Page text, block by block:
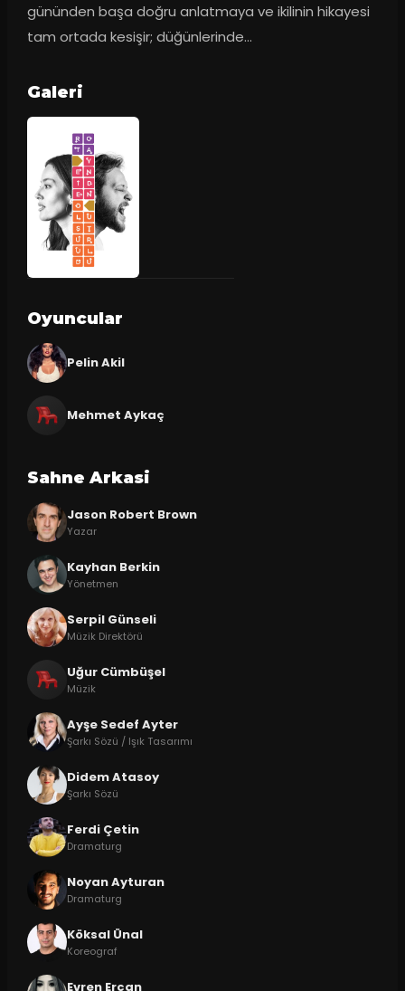
gününden başa doğru anlatmaya ve ikilinin hikayesi
tam ortada kesişir; düğünlerinde…
Galeri
Oyuncular
Pelin Akil
Mehmet Aykaç
Sahne Arkasi
Jason Robert Brown
Yazar
Kayhan Berkin
Yönetmen
Serpil Günseli
Müzik Direktörü
Uğur Cümbüşel
Müzik
Ayşe Sedef Ayter
Şarkı Sözü / Işık Tasarımı
Didem Atasoy
Şarkı Sözü
Ferdi Çetin
Dramaturg
Noyan Ayturan
Dramaturg
Köksal Ünal
Koreograf
Evren Ercan